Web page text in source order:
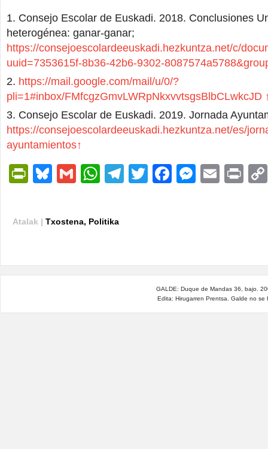
Consejo Escolar de Euskadi. 2018. Conclusiones
heterogénea: ganar-ganar;
https://consejoescolardeeuskadi.hezkuntza.net/c/
uuid=7353615f-8b36-42b6-9302-
https://mail.google.com/mail/u/0/?
pli=1#inbox/FMfcgzGmvLWRpNkxvvtsgsBlbCLwkcJD
Consejo Escolar de Euskadi. 2019. Jornada
https://consejoescolardeeuskadi.hezkuntza.net/es/
ayuntamientos↑
PrintFriendly
Bluesky
GmailWhatsApp
Telegram
TwitterFacebook
Email
Atalak | Txostena, Politika
GALDE: Duque de Mandas 36, bajo.
Edita: Hirugarren Prentsa. Galde no